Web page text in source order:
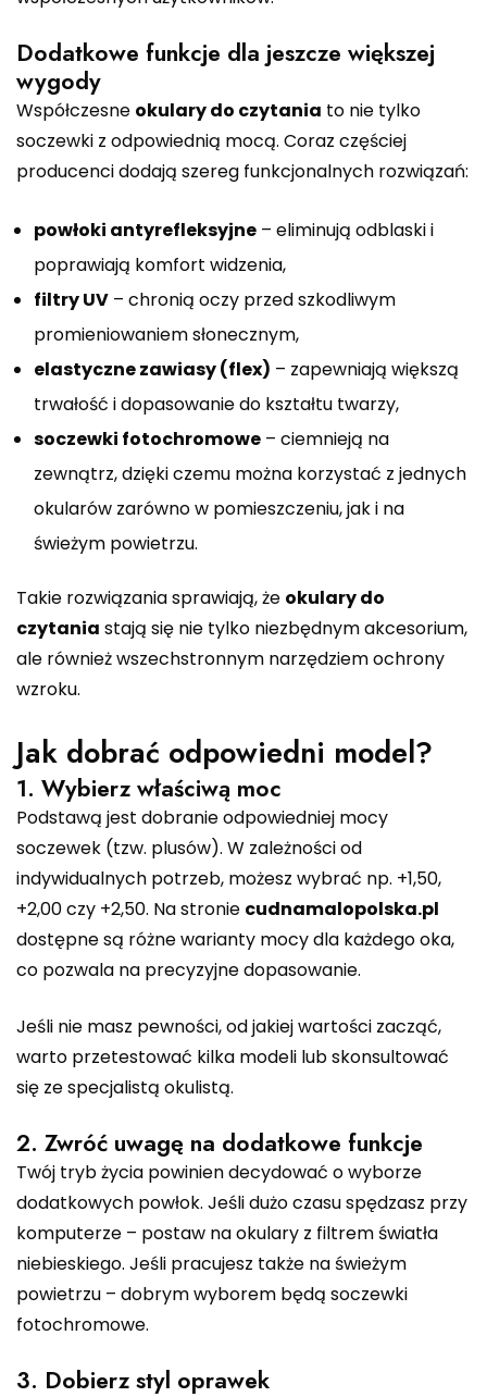
Dodatkowe funkcje dla jeszcze większej
wygody
Współczesne okulary do czytania to nie tylko
soczewki z odpowiednią mocą. Coraz częściej
producenci dodają szereg funkcjonalnych rozwiązań:
powłoki antyrefleksyjne – eliminują odblaski i
poprawiają komfort widzenia,
filtry UV – chronią oczy przed szkodliwym
promieniowaniem słonecznym,
elastyczne zawiasy (flex) – zapewniają większą
trwałość i dopasowanie do kształtu twarzy,
soczewki fotochromowe – ciemnieją na
zewnątrz, dzięki czemu można korzystać z jednych
okularów zarówno w pomieszczeniu, jak i na
świeżym powietrzu.
Takie rozwiązania sprawiają, że okulary do
czytania stają się nie tylko niezbędnym akcesorium,
ale również wszechstronnym narzędziem ochrony
wzroku.
Jak dobrać odpowiedni model?
1. Wybierz właściwą moc
Podstawą jest dobranie odpowiedniej mocy
soczewek (tzw. plusów). W zależności od
indywidualnych potrzeb, możesz wybrać np. +1,50,
+2,00 czy +2,50. Na stronie cudnamalopolska.pl
dostępne są różne warianty mocy dla każdego oka,
co pozwala na precyzyjne dopasowanie.
Jeśli nie masz pewności, od jakiej wartości zacząć,
warto przetestować kilka modeli lub skonsultować
się ze specjalistą okulistą.
2. Zwróć uwagę na dodatkowe funkcje
Twój tryb życia powinien decydować o wyborze
dodatkowych powłok. Jeśli dużo czasu spędzasz przy
komputerze – postaw na okulary z filtrem światła
niebieskiego. Jeśli pracujesz także na świeżym
powietrzu – dobrym wyborem będą soczewki
fotochromowe.
3. Dobierz styl oprawek